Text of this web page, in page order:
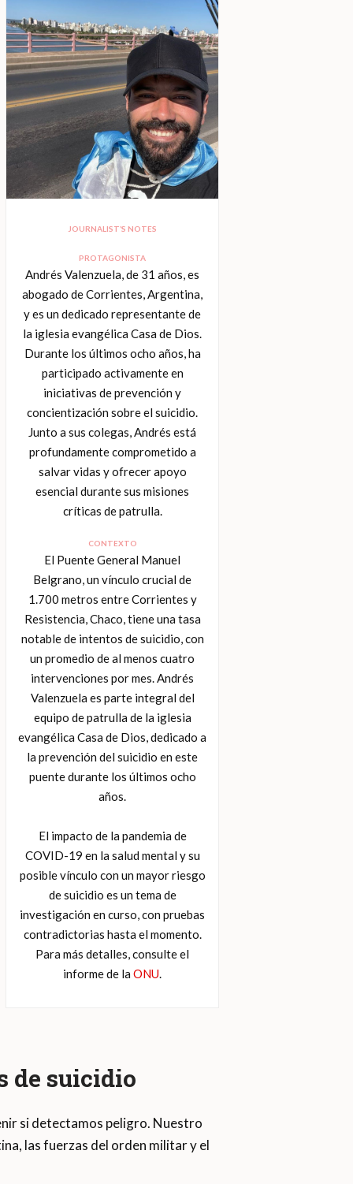
JOURNALIST’S NOTES
PROTAGONISTA
Andrés Valenzuela, de 31 años, es
abogado de Corrientes, Argentina,
y es un dedicado representante de
la iglesia evangélica Casa de Dios.
Durante los últimos ocho años, ha
participado activamente en
iniciativas de prevención y
concientización sobre el suicidio.
Junto a sus colegas, Andrés está
profundamente comprometido a
salvar vidas y ofrecer apoyo
esencial durante sus misiones
críticas de patrulla.
CONTEXTO
El Puente General Manuel
Belgrano, un vínculo crucial de
1.700 metros entre Corrientes y
Resistencia, Chaco, tiene una tasa
notable de intentos de suicidio, con
un promedio de al menos cuatro
intervenciones por mes. Andrés
Valenzuela es parte integral del
equipo de patrulla de la iglesia
evangélica Casa de Dios, dedicado a
la prevención del suicidio en este
puente durante los últimos ocho
años.
El impacto de la pandemia de
COVID-19 en la salud mental y su
posible vínculo con un mayor riesgo
de suicidio es un tema de
investigación en curso, con pruebas
contradictorias hasta el momento.
Para más detalles, consulte el
informe de laONU.
de suicidio
si detectamos peligro. Nuestro
las fuerzas del orden militar y el